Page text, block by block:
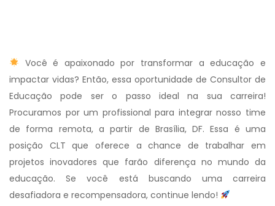
Você é apaixonado por transformar a educação e
impactar vidas? Então, essa oportunidade de Consultor de
Educação pode ser o passo ideal na sua carreira!
Procuramos por um profissional para integrar nosso time
de forma remota, a partir de Brasília, DF. Essa é uma
posição CLT que oferece a chance de trabalhar em
projetos inovadores que farão diferença no mundo da
educação. Se você está buscando uma carreira
desafiadora e recompensadora, continue lendo!